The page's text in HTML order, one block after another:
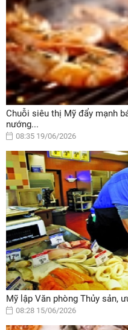
Chuỗi siêu thị Mỹ đẩy mạnh
nướng...
08:35 19/06/2026
Mỹ lập Văn phòng Thủy sản,
08:28 15/06/2026